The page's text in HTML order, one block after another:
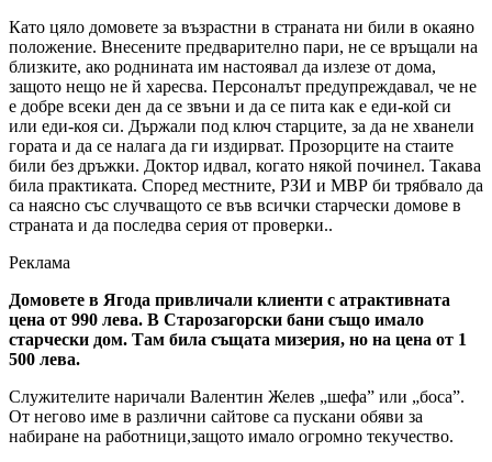
Като цяло домовете за възрастни в страната ни били в окаяно
положение. Внесените предварително пари, не се връщали на
близките, ако роднината им настоявал да излезе от дома,
защото нещо не й харесва. Персоналът предупреждавал, че не
е добре всеки ден да се звъни и да се пита как е еди-кой си
или еди-коя си. Държали под ключ старците, за да не хванели
гората и да се налага да ги издирват. Прозорците на стаите
били без дръжки. Доктор идвал, когато някой починел. Такава
била практиката. Според местните, РЗИ и МВР би трябвало да
са наясно със случващото се във всички старчески домове в
страната и да последва серия от проверки..
Реклама
Домовете в Ягода привличали клиенти с атрактивната
цена от 990 лева. В Старозагорски бани също имало
старчески дом. Там била същата мизерия, но на цена от 1
500 лева.
Служителите наричали Валентин Желев „шефа” или „боса”.
От негово име в различни сайтове са пускани обяви за
набиране на работници,защото имало огромно текучество.